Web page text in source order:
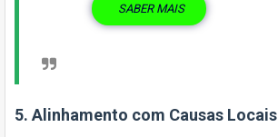
SABER MAIS
5. Alinhamento com Causas Locais